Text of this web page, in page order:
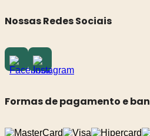
Nossas Redes Sociais
Formas de pagamento e